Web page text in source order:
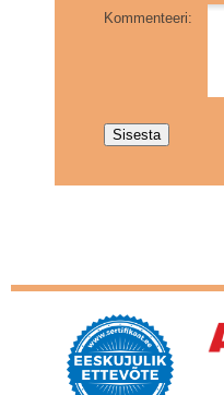
Kommenteeri: